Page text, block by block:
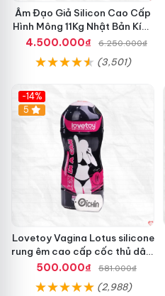
Âm Đạo Giả Silicon Cao Cấp
Hình Mông 11Kg Nhật Bản Kích
Thước Như Thật
4.500.000₫ 6.250.000₫
(3,501)
-14%
Hot
5
Lovetoy Vagina Lotus silicone
rung êm cao cấp cốc thủ dâm
nam
500.000₫ 581.000₫
(2,988)